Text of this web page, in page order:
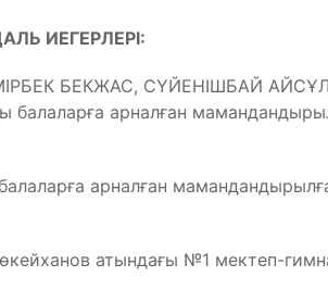
ИЕГЕРЛЕРІ:
БЕКЖАС, СҮЙЕНІШБАЙ
арналған
арналған
атындағы №1 мектеп-